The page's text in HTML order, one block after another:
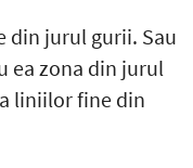
din jurul gurii. Sau
ea zona din jurul
liniilor fine din